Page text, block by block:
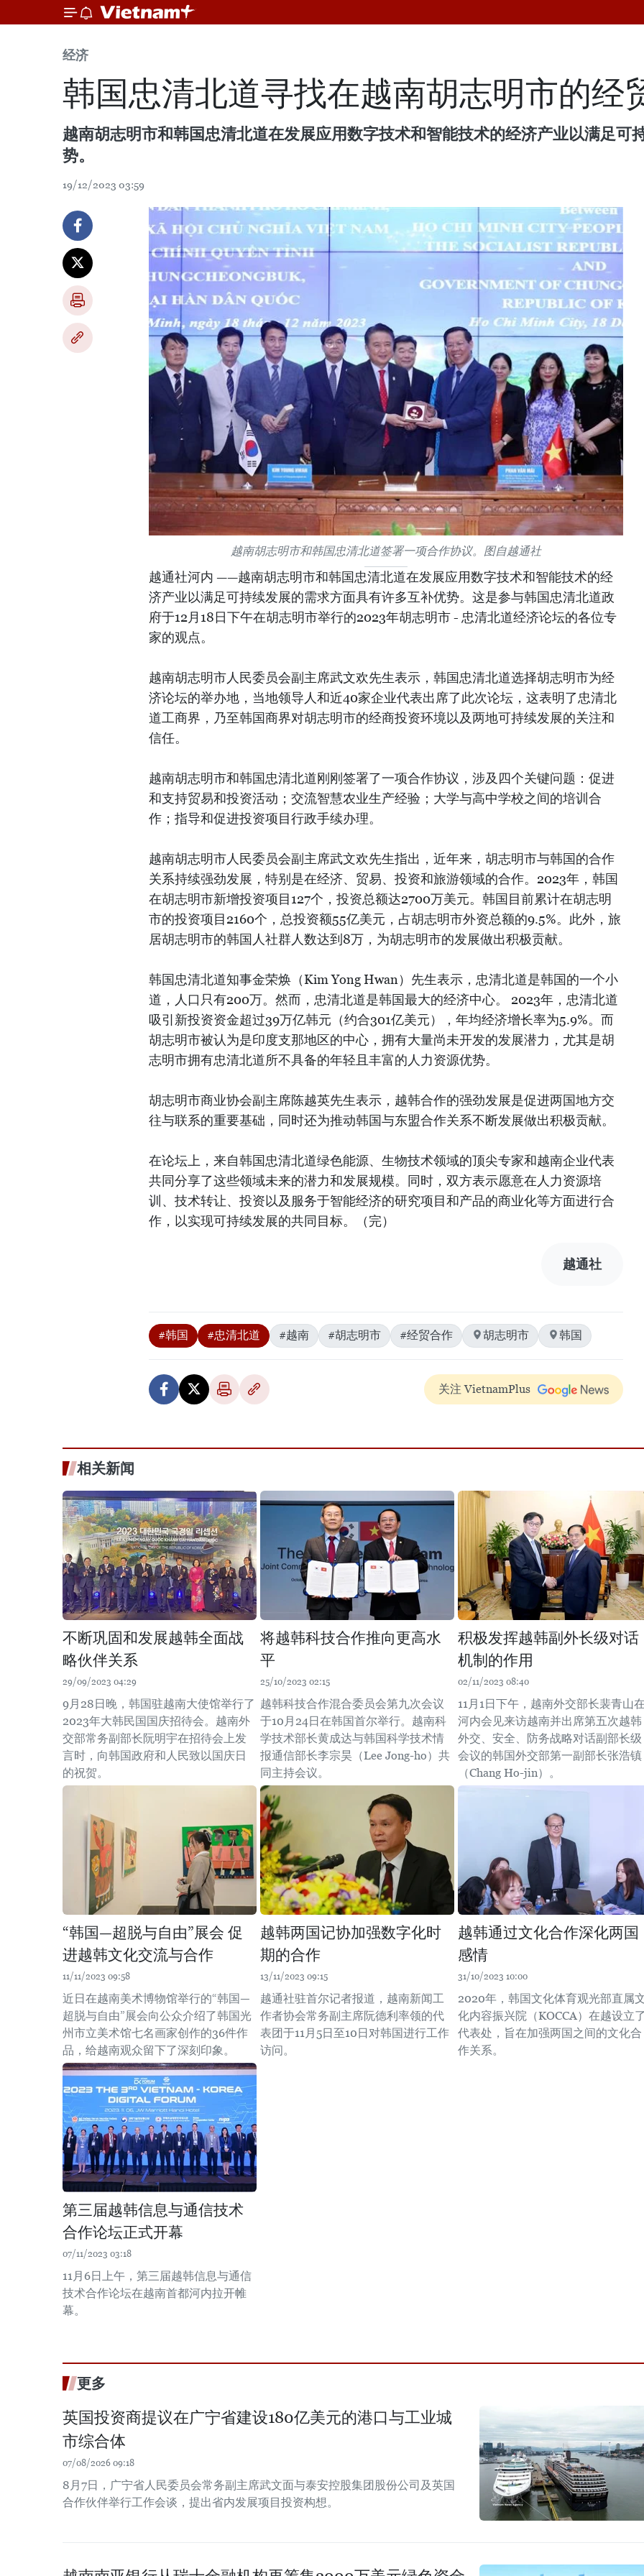
经济
韩国忠清北道寻找在越南胡志明市的经
越南胡志明市和韩国忠清北道在发展应用数字技术和智能技术的经济产业以满足可
势。
19/12/2023 03:59
越南胡志明市和韩国忠清北道签署一项合作协议。图自越通社
越通社河内 ——越南胡志明市和韩国忠清北道在发展应用数字技术和智能技术的经
济产业以满足可持续发展的需求方面具有许多互补优势。这是参与韩国忠清北道政
府于12月18日下午在胡志明市举行的2023年胡志明市 - 忠清北道经济论坛的各位专
家的观点。
越南胡志明市人民委员会副主席武文欢先生表示，韩国忠清北道选择胡志明市为经
济论坛的举办地，当地领导人和近40家企业代表出席了此次论坛，这表明了忠清北
道工商界，乃至韩国商界对胡志明市的经商投资环境以及两地可持续发展的关注和
信任。
越南胡志明市和韩国忠清北道刚刚签署了一项合作协议，涉及四个关键问题：促进
和支持贸易和投资活动；交流智慧农业生产经验；大学与高中学校之间的培训合
作；指导和促进投资项目行政手续办理。
越南胡志明市人民委员会副主席武文欢先生指出，近年来，胡志明市与韩国的合作
关系持续强劲发展，特别是在经济、贸易、投资和旅游领域的合作。2023年，韩国
在胡志明市新增投资项目127个，投资总额达2700万美元。韩国目前累计在胡志明
市的投资项目2160个，总投资额55亿美元，占胡志明市外资总额的9.5%。此外，旅
居胡志明市的韩国人社群人数达到8万，为胡志明市的发展做出积极贡献。
韩国忠清北道知事金荣焕（Kim Yong Hwan）先生表示，忠清北道是韩国的一个小
道，人口只有200万。然而，忠清北道是韩国最大的经济中心。 2023年，忠清北道
吸引新投资资金超过39万亿韩元（约合301亿美元），年均经济增长率为5.9%。而
胡志明市被认为是印度支那地区的中心，拥有大量尚未开发的发展潜力，尤其是胡
志明市拥有忠清北道所不具备的年轻且丰富的人力资源优势。
胡志明市商业协会副主席陈越英先生表示，越韩合作的强劲发展是促进两国地方交
往与联系的重要基础，同时还为推动韩国与东盟合作关系不断发展做出积极贡献。
在论坛上，来自韩国忠清北道绿色能源、生物技术领域的顶尖专家和越南企业代表
共同分享了这些领域未来的潜力和发展规模。同时，双方表示愿意在人力资源培
训、技术转让、投资以及服务于智能经济的研究项目和产品的商业化等方面进行合
作，以实现可持续发展的共同目标。（完）
越通社
#韩国 #忠清北道 #越南 #胡志明市 #经贸合作 胡志明市 韩国
关注 VietnamPlus
相关新闻
不断巩固和发展越韩全面战
略伙伴关系
29/09/2023 04:29
9月28日晚，韩国驻越南大使馆举行了
2023年大韩民国国庆招待会。越南外
交部常务副部长阮明宇在招待会上发
言时，向韩国政府和人民致以国庆日
的祝贺。
将越韩科技合作推向更高水
平
25/10/2023 02:15
越韩科技合作混合委员会第九次会议
于10月24日在韩国首尔举行。越南科
学技术部长黄成达与韩国科学技术情
报通信部长李宗昊（Lee Jong-ho）共
同主持会议。
积极发挥越韩副外长级对话
机制的作用
02/11/2023 08:40
11月1日下午，越南外交部长裴青山
河内会见来访越南并出席第五次越韩
外交、安全、防务战略对话副部长级
会议的韩国外交部第一副部长张浩镇
（Chang Ho-jin）。
“韩国—超脱与自由”展会 促
进越韩文化交流与合作
11/11/2023 09:58
近日在越南美术博物馆举行的“韩国—
超脱与自由”展会向公众介绍了韩国光
州市立美术馆七名画家创作的36件作
品，给越南观众留下了深刻印象。
越韩两国记协加强数字化时
期的合作
13/11/2023 09:15
越通社驻首尔记者报道，越南新闻工
作者协会常务副主席阮德利率领的代
表团于11月5日至10日对韩国进行工作
访问。
越韩通过文化合作深化两国
感情
31/10/2023 10:00
2020年，韩国文化体育观光部直属
化内容振兴院（KOCCA）在越设立
代表处，旨在加强两国之间的文化合
作关系。
第三届越韩信息与通信技术
合作论坛正式开幕
07/11/2023 03:18
11月6日上午，第三届越韩信息与通信
技术合作论坛在越南首都河内拉开帷
幕。
更多
英国投资商提议在广宁省建设180亿美元的港口与工业城
市综合体
07/08/2026 09:18
8月7日，广宁省人民委员会常务副主席武文面与泰安控股集团股份公司及英国
合作伙伴举行工作会谈，提出省内发展项目投资构想。